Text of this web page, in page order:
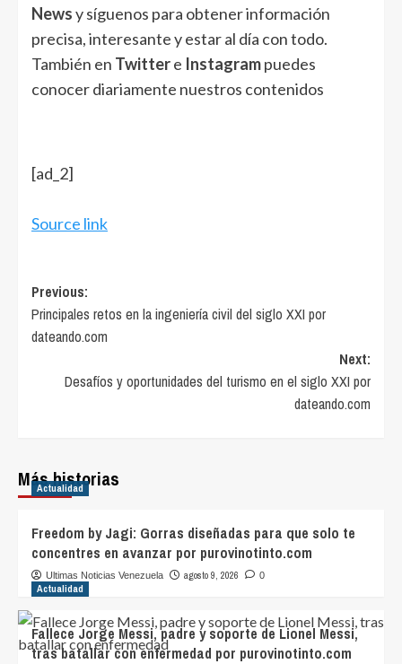
Newsy síguenos para obtener información
precisa, interesante y estar al día con todo.
También en Twittere Instagrampuedes
conocer diariamente nuestros contenidos
[ad_2]
Source link
Post
navigation
Previous:
Principales retos en la ingeniería civil del siglo XXI por
dateando.com
Next:
Desafíos y oportunidades del turismo en el siglo XXI por
dateando.com
Más historias
Actualidad
Freedom by Jagi: Gorras diseñadas para que solo te
concentres en avanzar por purovinotinto.com
Ultimas Noticias Venezuela agosto 9, 2026 0
Actualidad
Fallece Jorge Messi, padre y soporte de Lionel Messi,
tras batallar con enfermedad por purovinotinto.com